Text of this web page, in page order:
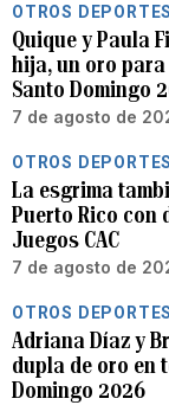
OTROS DEPORTES
Quique y Paula
hija, un oro
Santo Domingo
7 de agosto de
OTROS DEPORTES
La esgrima
Puerto Rico con
Juegos CAC
7 de agosto de
OTROS DEPORTES
Adriana Díaz y
dupla de oro en
Domingo 2026